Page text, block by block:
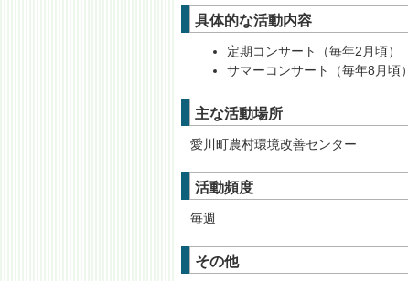
具体的な活動内容
定期コンサート（毎年2月頃）
サマーコンサート（毎年8月頃）
主な活動場所
愛川町農村環境改善センター
活動頻度
毎週
その他